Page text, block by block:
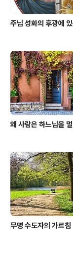
주님 성화의 후광에
왜 사람은 하느님을
무명 수도자의 가르침